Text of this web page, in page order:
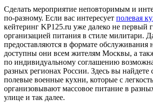
Сделать мероприятие неповторимым и
по-разному. Если вас интересует полевая
кейтеринг KP125.ru уже далеко не первый
организацией питания в стиле милитари.
предоставляются в формате обслуживания
доступны они всем жителям Москвы, а
по индивидуальному соглашению
разных регионах России. Здесь вы найдете
полевые военные кухни, которые с
организовывают массовое питание в
улице и так далее.